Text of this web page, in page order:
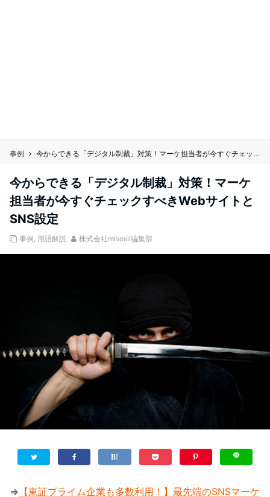
事例 今からできる「デジタル制裁」対策！マーケ担当者が今すぐチェックすべきWebサイトとSNS設定
今からできる「デジタル制裁」対策！マーケ
担当者が今すぐチェックすべきWebサイトと
SNS設定
事例, 用語解説 株式会社misosil編集部
⇒ 【東証プライム企業も多数利用！】最先端のSNSマーケ